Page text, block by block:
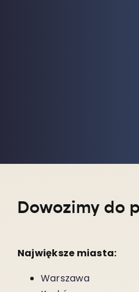
Największe miasta:
Warszawa